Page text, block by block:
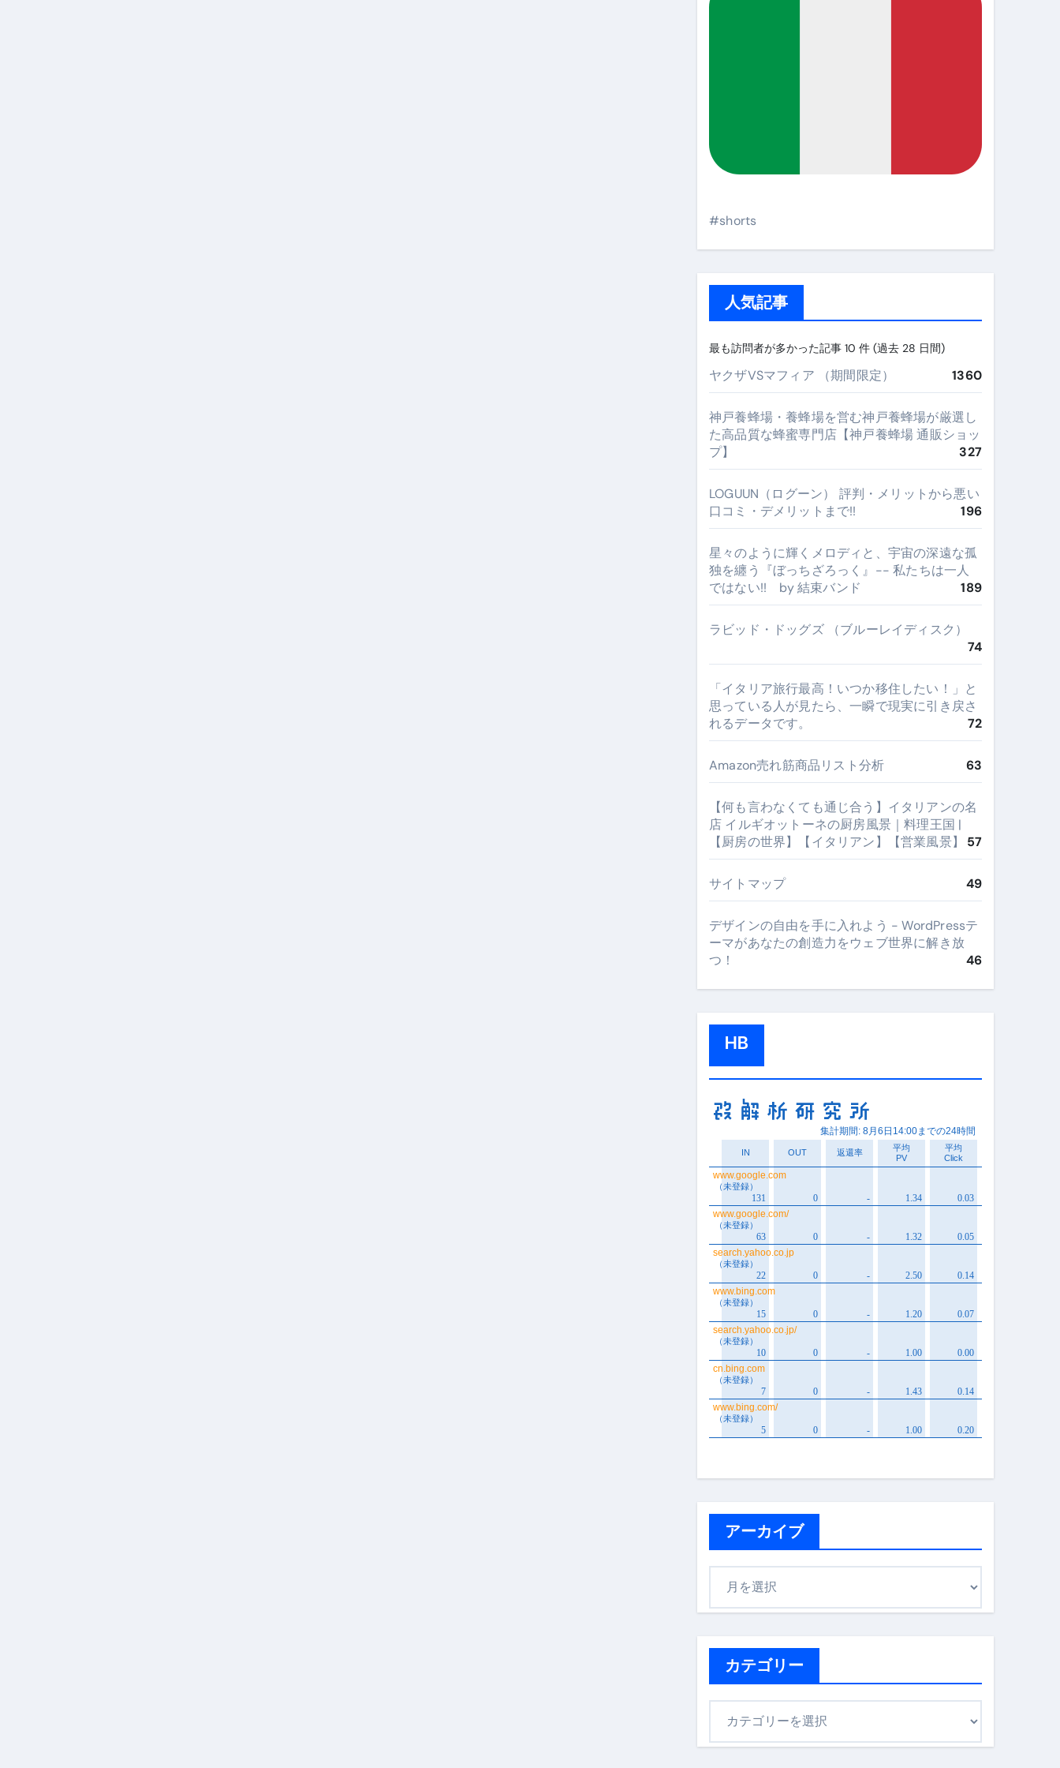
#shorts
人気記事
最も訪問者が多かった記事 10 件 (過去 28 日間)
ヤクザVSマフィア （期間限定） 1360
神戸養蜂場・養蜂場を営む神戸養蜂場が厳選し
た高品質な蜂蜜専門店【神戸養蜂場 通販ショッ
プ】
327
LOGUUN（ログーン） 評判・メリットから悪い
口コミ・デメリットまで!!
196
星々のように輝くメロディと、宇宙の深遠な孤
独を纏う『ぼっちざろっく』-- 私たちは一人
ではない!! by 結束バンド
189
ラビッド・ドッグズ （ブルーレイディスク）
74
​「イタリア旅行最高！いつか移住したい！」と
思っている人が見たら、一瞬で現実に引き戻さ
れるデータです。
72
Amazon売れ筋商品リスト分析 63
【何も言わなくても通じ合う】イタリアンの名
店 イルギオットーネの厨房風景｜料理王国 |
【厨房の世界】【イタリアン】【営業風景】
57
サイトマップ 49
デザインの自由を手に入れよう - WordPressテ
ーマがあなたの創造力をウェブ世界に解き放
つ！
46
HB
アーカイブ
カテゴリー